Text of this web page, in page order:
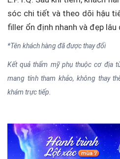
sóc chi tiết và theo dõi hậu
filler ổn định nhanh và đẹp lâu
*Tên khách hàng đã được thay đổi
Kết quả thẩm mỹ phụ thuộc cơ địa
mang tính tham khảo, không thay
khám trực tiếp.